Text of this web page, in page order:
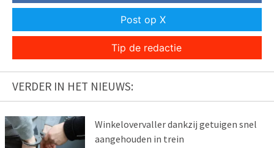
Post op X
Tip de redactie
VERDER IN HET NIEUWS:
Winkelovervaller dankzij getuigen snel
aangehouden in trein